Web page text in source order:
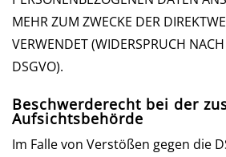
MEHR ZUM ZWECKE DER
VERWENDET (WIDERSPRUCH
DSGVO).
Beschwerde­recht bei der
Aufsichts­behörde
Im Falle von Verstößen gegen die